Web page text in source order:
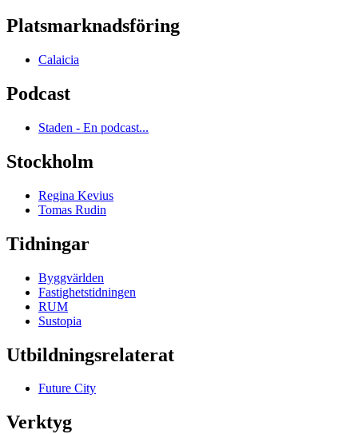
Platsmarknadsföring
Calaicia
Podcast
Staden - En podcast...
Stockholm
Regina Kevius
Tomas Rudin
Tidningar
Byggvärlden
Fastighetstidningen
RUM
Sustopia
Utbildningsrelaterat
Future City
Verktyg